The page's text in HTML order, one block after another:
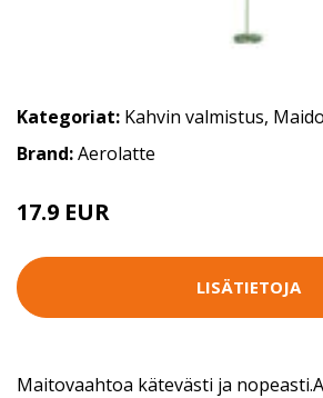
Kategoriat: Kahvin valmistus,
Brand:Aerolatte
17.9 EUR
LISÄTIETOJA
Maitovaahtoa kätevästi ja